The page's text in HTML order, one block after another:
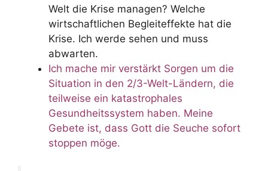
Welt die Krise managen? Welche
wirtschaftlichen Begleiteffekte hat die
Krise. Ich werde sehen und muss
abwarten.
Ich mache mir verstärkt Sorgen um die
Situation in den 2/3-Welt-Ländern, die
teilweise ein katastrophales
Gesundheitssystem haben. Meine
Gebete ist, dass Gott die Seuche sofort
stoppen möge.